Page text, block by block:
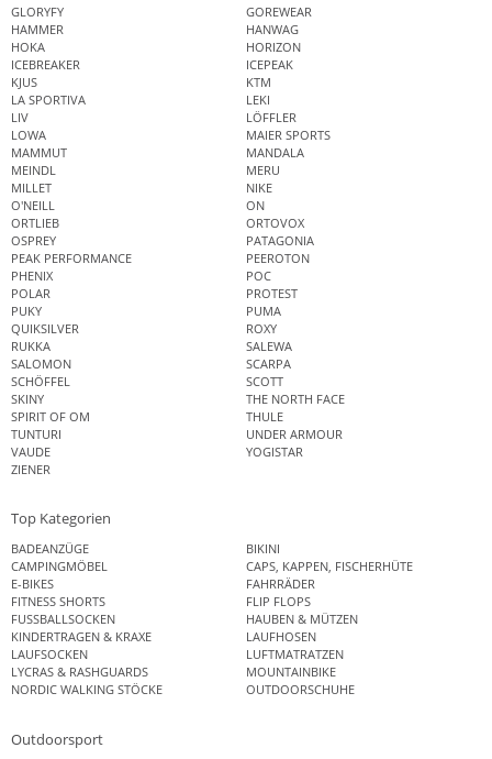
GLORYFY
GOREWEAR
HAMMER
HANWAG
HOKA
HORIZON
ICEBREAKER
ICEPEAK
KJUS
KTM
LA SPORTIVA
LEKI
LIV
LÖFFLER
LOWA
MAIER SPORTS
MAMMUT
MANDALA
MEINDL
MERU
MILLET
NIKE
O'NEILL
ON
ORTLIEB
ORTOVOX
OSPREY
PATAGONIA
PEAK PERFORMANCE
PEEROTON
PHENIX
POC
POLAR
PROTEST
PUKY
PUMA
QUIKSILVER
ROXY
RUKKA
SALEWA
SALOMON
SCARPA
SCHÖFFEL
SCOTT
SKINY
THE NORTH FACE
SPIRIT OF OM
THULE
TUNTURI
UNDER ARMOUR
VAUDE
YOGISTAR
ZIENER
Top Kategorien
BADEANZÜGE
BIKINI
CAMPINGMÖBEL
CAPS, KAPPEN, FISCHERHÜTE
E-BIKES
FAHRRÄDER
FITNESS SHORTS
FLIP FLOPS
FUSSBALLSOCKEN
HAUBEN & MÜTZEN
KINDERTRAGEN & KRAXE
LAUFHOSEN
LAUFSOCKEN
LUFTMATRATZEN
LYCRAS & RASHGUARDS
MOUNTAINBIKE
NORDIC WALKING STÖCKE
OUTDOORSCHUHE
Outdoorsport